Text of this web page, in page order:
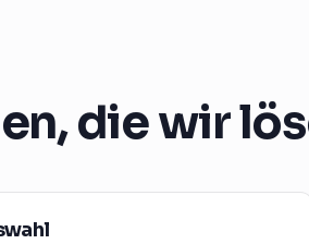
die wir